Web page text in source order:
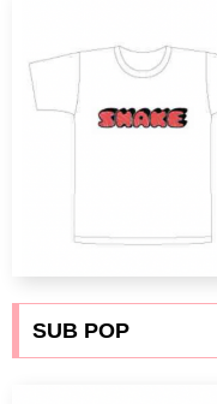
SUB POP